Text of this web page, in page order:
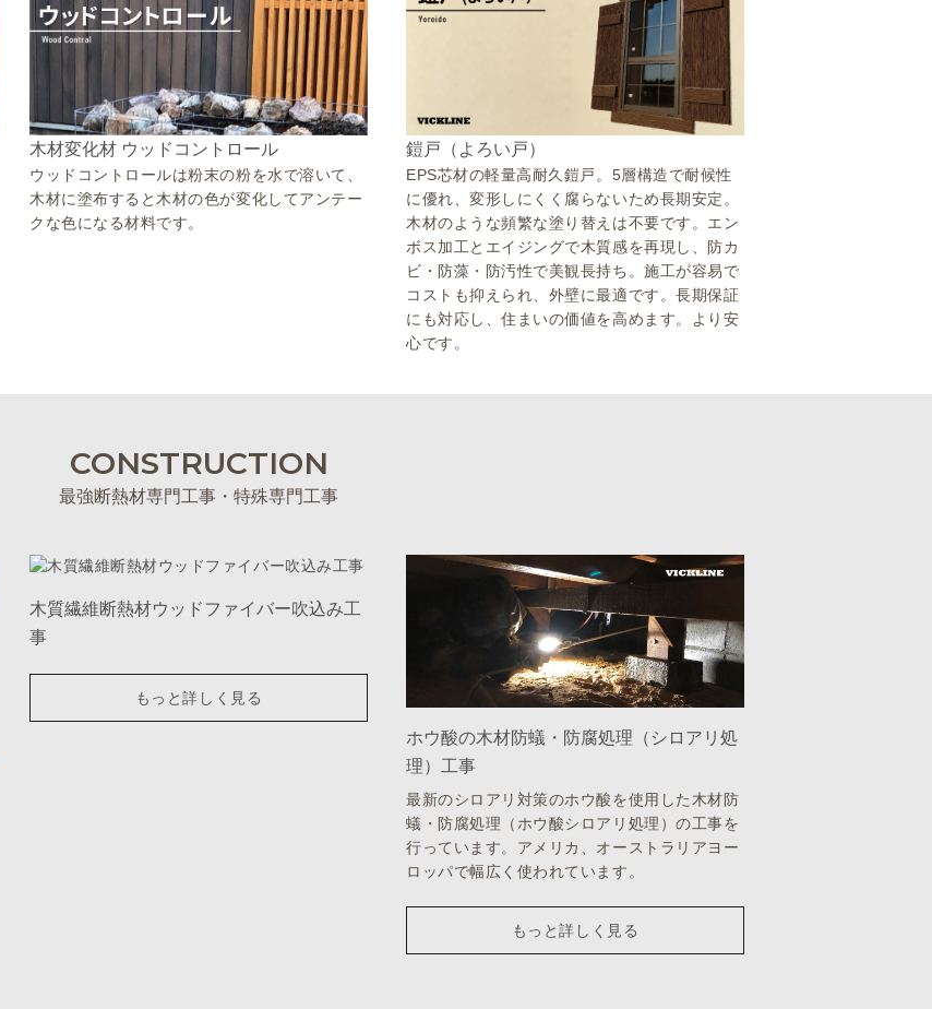
木材変化材 ウッドコントロール
ウッドコントロールは粉末の粉を水で溶いて、
木材に塗布すると木材の色が変化してアンテー
クな色になる材料です。
鎧戸（よろい戸）
EPS芯材の軽量高耐久鎧戸。5層構造で耐候性
に優れ、変形しにくく腐らないため長期安定。
木材のような頻繁な塗り替えは不要です。エン
ボス加工とエイジングで木質感を再現し、防カ
ビ・防藻・防汚性で美観長持ち。施工が容易で
コストも抑えられ、外壁に最適です。長期保証
にも対応し、住まいの価値を高めます。より安
心です。
CONSTRUCTION
最強断熱材専門工事・特殊専門工事
木質繊維断熱材ウッドファイバー吹込み工
事
もっと詳しく見る
ホウ酸の木材防蟻・防腐処理（シロアリ処
理）工事
最新のシロアリ対策のホウ酸を使用した木材防
蟻・防腐処理（ホウ酸シロアリ処理）の工事を
行っています。アメリカ、オーストラリアヨー
ロッパで幅広く使われています。
もっと詳しく見る